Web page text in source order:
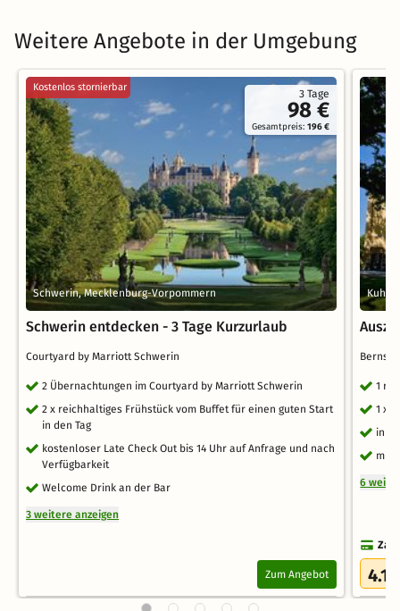
Weitere Angebote in der Umgebung
3 Tage
98 €
Gesamtpreis:196 €
Kostenlos stornierbar
Schwerin, Mecklenburg-Vorpommern
Schwerin entdecken - 3 Tage Kurzurlaub
Courtyard by Marriott Schwerin
2 Übernachtungen im Courtyard by Marriott Schwerin
2 x reichhaltiges Frühstück vom Buffet für einen guten Start
in den Tag
kostenloser Late Check Out bis 14 Uhr auf Anfrage und nach
Verfügbarkeit
Welcome Drink an der Bar
3 weitere anzeigen
Zum Angebot
1
1 x
inkl.
mit
6
4.1